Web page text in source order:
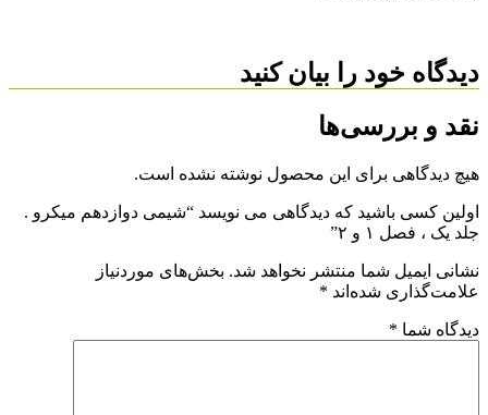
دیدگاه خود را بیان کنید
نقد و بررسی‌ها
هیچ دیدگاهی برای این محصول نوشته نشده است.
اولین کسی باشید که دیدگاهی می نویسد “شیمی دوازدهم میکرو .
جلد یک ، فصل ۱ و ۲”
نشانی ایمیل شما منتشر نخواهد شد.بخش‌های موردنیاز
علامت‌گذاری شده‌اند *
دیدگاه شما *